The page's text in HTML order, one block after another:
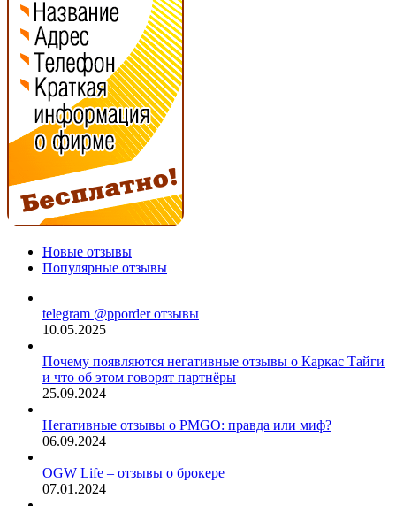
Новые отзывы
Популярные отзывы
telegram @pporder отзывы
10.05.2025
Почему появляются негативные отзывы о Каркас Тайги
и что об этом говорят партнёры
25.09.2024
Негативные отзывы о PMGO: правда или миф?
06.09.2024
OGW Life – отзывы о брокере
07.01.2024